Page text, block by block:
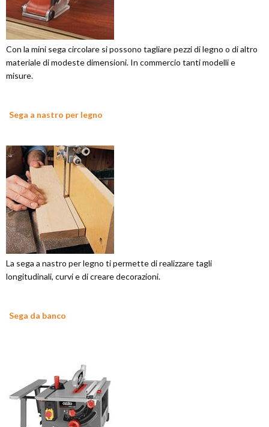
Con la mini sega circolare si possono tagliare pezzi di legno o di altro
materiale di modeste dimensioni. In commercio tanti modelli e
misure.
Sega a nastro per legno
La sega a nastro per legno ti permette di realizzare tagli
longitudinali, curvi e di creare decorazioni.
Sega da banco